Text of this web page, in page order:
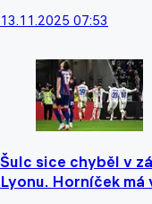
13.11.2025 07:53
Šulc sice chyběl v
Lyonu. Horníček má